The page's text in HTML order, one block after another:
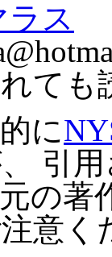
ス
ても
に
引
の著
意く